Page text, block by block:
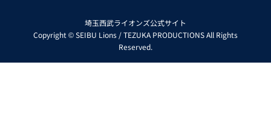
埼玉西武ライオンズ公式サイト
Copyright © SEIBU Lions / TEZUKA PRODUCTIONS All Rights
Reserved.